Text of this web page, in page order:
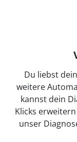
Du liebst
weitere
kannst dein
Klicks
unser